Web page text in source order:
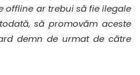
offline ar trebui să fie ilegale
să promovăm aceste
demn de urmat de către